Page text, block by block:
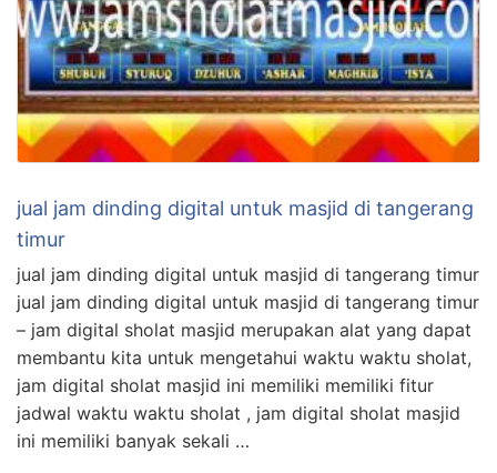
jual jam dinding digital untuk masjid di tangerang
timur
jual jam dinding digital untuk masjid di tangerang timur
jual jam dinding digital untuk masjid di tangerang timur
– jam digital sholat masjid merupakan alat yang dapat
membantu kita untuk mengetahui waktu waktu sholat,
jam digital sholat masjid ini memiliki memiliki fitur
jadwal waktu waktu sholat , jam digital sholat masjid
ini memiliki banyak sekali …